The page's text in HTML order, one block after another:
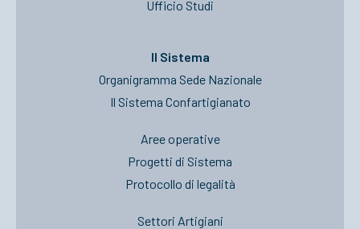
Ufficio Studi
Il Sistema
Organigramma Sede Nazionale
Il Sistema Confartigianato
Aree operative
Progetti di Sistema
Protocollo di legalità
Settori Artigiani